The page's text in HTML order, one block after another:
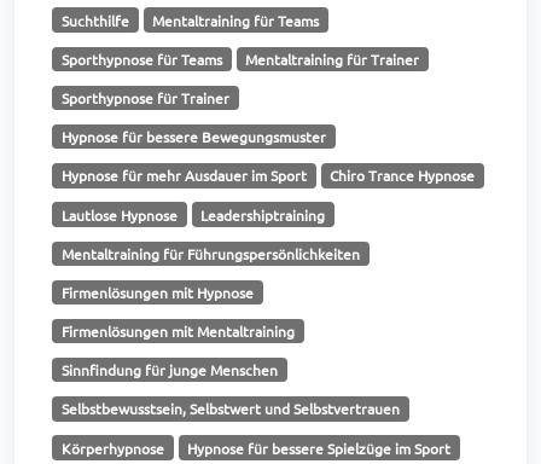
Suchthilfe Mentaltraining für Teams
Sporthypnose für Teams Mentaltraining für Trainer
Sporthypnose für Trainer
Hypnose für bessere Bewegungsmuster
Hypnose für mehr Ausdauer im Sport Chiro Trance Hypnose
Lautlose Hypnose Leadershiptraining
Mentaltraining für Führungspersönlichkeiten
Firmenlösungen mit Hypnose
Firmenlösungen mit Mentaltraining
Sinnfindung für junge Menschen
Selbstbewusstsein, Selbstwert und Selbstvertrauen
Körperhypnose Hypnose für bessere Spielzüge im Sport